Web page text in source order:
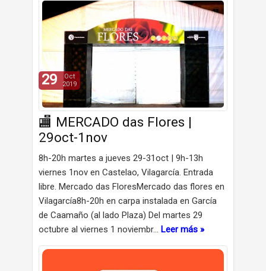
🏬 MERCADO das Flores |
29oct-1nov
8h-20h martes a jueves 29-31oct | 9h-13h
viernes 1nov en Castelao, Vilagarcía. Entrada
libre. Mercado das FloresMercado das flores en
Vilagarcía8h-20h en carpa instalada en García
de Caamaño (al lado Plaza) Del martes 29
octubre al viernes 1 noviembr… Leer más »
29
Oct
2019